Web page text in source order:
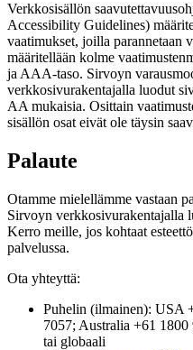
Verkkosisällön
Accessibility Guidelines)
vaatimukset, joilla parannetaan
määritellään kolme
ja AAA-taso. Sirvoyn
verkkosivurakentajalla luodut
AA mukaisia. Osittain
sisällön osat eivät ole täysin
Palaute
Otamme mielellämme vastaan
Sirvoyn verkkosivurakentajalla
Kerro meille, jos kohtaat
palvelussa.
Ota yhteyttä:
Puhelin (ilmainen): USA
7057; Australia +61
tai globaali